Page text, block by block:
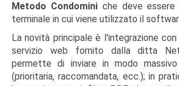
Metodo Condominiche deve essere
terminale in cui viene utilizzato il
La novità principale è l'integrazione
servizio web fornito dalla ditta
permette di inviare in modo
(prioritaria, raccomandata, ecc.); in